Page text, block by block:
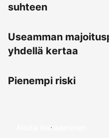
suhteen
Useamman
yhdellä kertaa
Pienempi riski
Aloita tienaaminen